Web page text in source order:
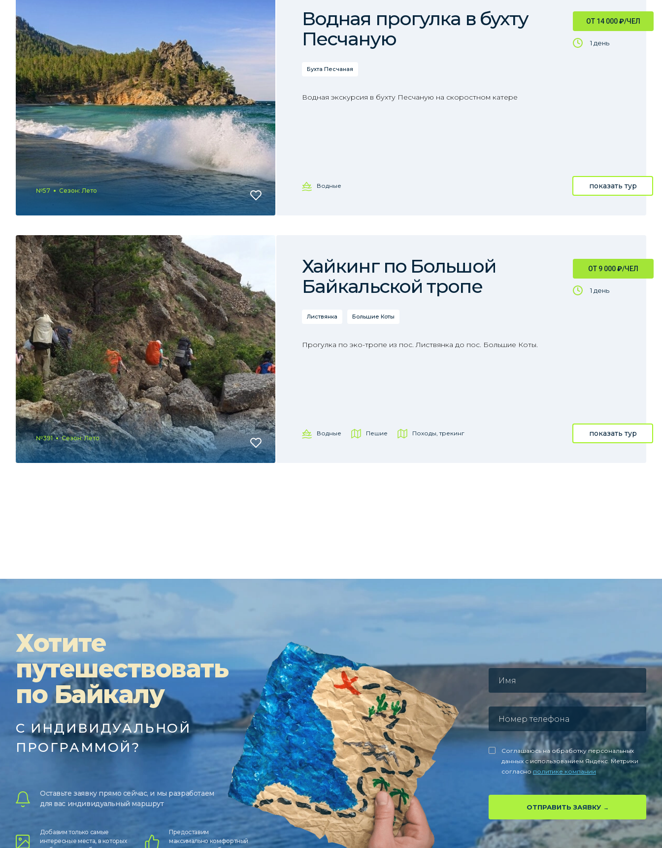
№57 Сезон: Лето
ОТ 14 000₽/ЧЕЛ
1 день
Водная прогулка в бухту
Песчаную
Бухта Песчаная
Водная экскурсия в бухту Песчаную на скоростном катере
Водные показать тур
№391 Сезон: Лето
ОТ 9 000₽/ЧЕЛ
1 день
Хайкинг по Большой
Байкальской тропе
Листвянка Большие Коты
Прогулка по эко-тропе из пос. Листвянка до пос. Большие Коты.
Водные Пешие Походы, трекинг показать тур
Хотите
путешествовать
по Байкалу
С ИНДИВИДУАЛЬНОЙ
ПРОГРАММОЙ?
Оставьте заявку прямо сейчас, и мы разработаем
для вас индивидуальный маршрут
Добавим только самые
интересные места, в которых
Предоставим
максимально комфортный
Соглашаюсь на обработку персональных
данных с использованием Яндекс. Метрики
согласно политике компании
ОТПРАВИТЬ ЗАЯВКУ